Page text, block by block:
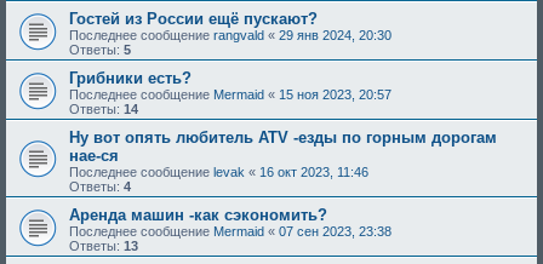
Гостей из России ещё пускают?
Последнее сообщение rangvald « 29 янв 2024, 20:30
Ответы: 5
Грибники есть?
Последнее сообщение Mermaid « 15 ноя 2023, 20:57
Ответы: 14
Ну вот опять любитель ATV -езды по горным дорогам
нае-ся
Последнее сообщение levak « 16 окт 2023, 11:46
Ответы: 4
Аренда машин -как сэкономить?
Последнее сообщение Mermaid « 07 сен 2023, 23:38
Ответы: 13